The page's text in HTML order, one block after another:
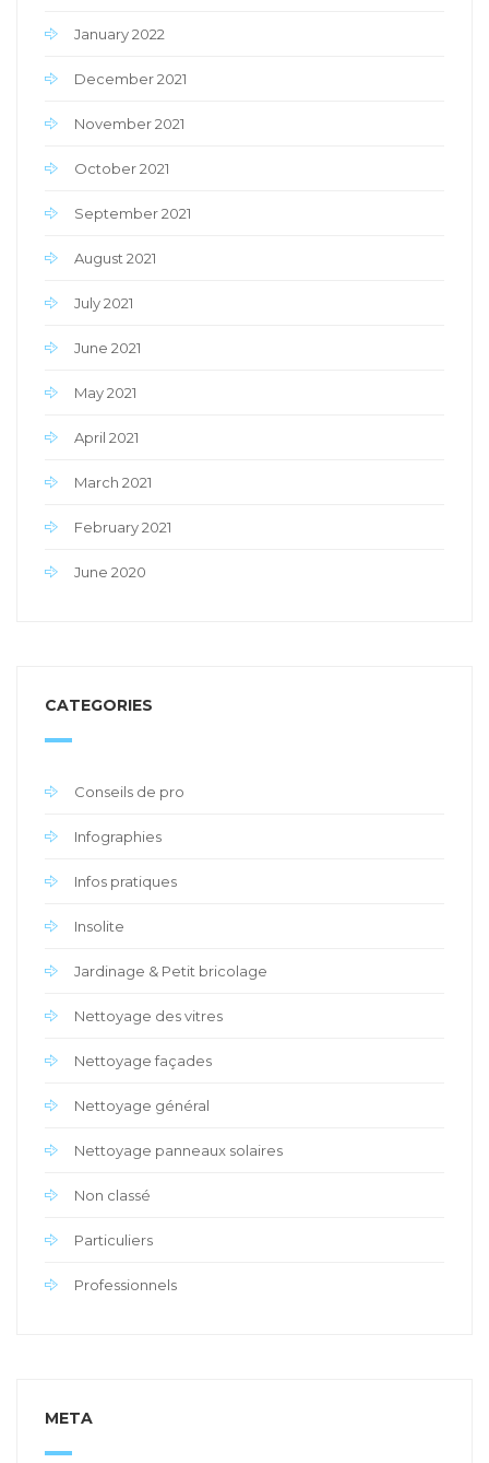
January 2022
December 2021
November 2021
October 2021
September 2021
August 2021
July 2021
June 2021
May 2021
April 2021
March 2021
February 2021
June 2020
CATEGORIES
Conseils de pro
Infographies
Infos pratiques
Insolite
Jardinage & Petit bricolage
Nettoyage des vitres
Nettoyage façades
Nettoyage général
Nettoyage panneaux solaires
Non classé
Particuliers
Professionnels
META